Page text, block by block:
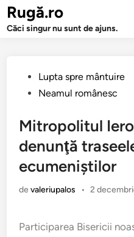
Sari
conținut
Rugă.ro
Căci singur nu sunt de ajuns.
PublicatLupta spre mântuire
Neamul românesc
Mitropolitul
denunţă
ecumeniştilor
devaleriupalos • 2
Participarea Bisericii